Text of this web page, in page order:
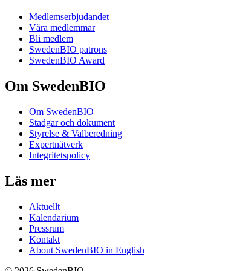
Medlemserbjudandet
Våra medlemmar
Bli medlem
SwedenBIO patrons
SwedenBIO Award
Om SwedenBIO
Om SwedenBIO
Stadgar och dokument
Styrelse & Valberedning
Expertnätverk
Integritetspolicy
Läs mer
Aktuellt
Kalendarium
Pressrum
Kontakt
About SwedenBIO in English